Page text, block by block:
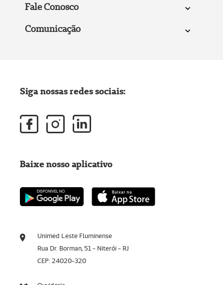
Fale Conosco
Comunicação
Unimed Leste Fluminense
Rua Dr. Borman, 51 - Niterói - RJ
CEP: 24020-320
Siga nossas redes sociais:
Baixe nosso aplicativo